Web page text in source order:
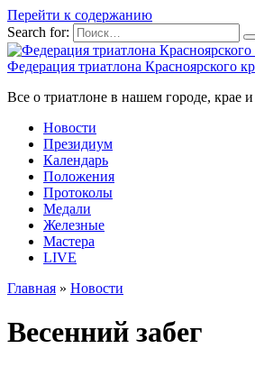
Перейти к содержанию
Search for:
Федерация триатлона Красноярского
Все о триатлоне в нашем городе, крае
Новости
Президиум
Календарь
Положения
Протоколы
Медали
Железные
Мастера
LIVE
Главная » Новости
Весенний забег